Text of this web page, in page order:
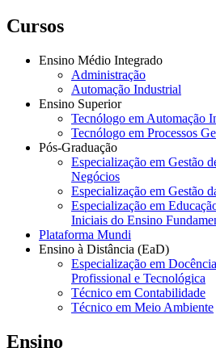
Cursos
Ensino Médio Integrado
Administração
Automação Industrial
Ensino Superior
Tecnólogo em Automação
Tecnólogo em Processos
Pós-Graduação
Especialização em Gestão
Negócios
Especialização em Gestão
Especialização em
Iniciais do Ensino
Plataforma Mundi
Ensino à Distância (EaD)
Especialização em
Profissional e Tecnológica
Técnico em Contabilidade
Técnico em Meio Ambiente
Ensino